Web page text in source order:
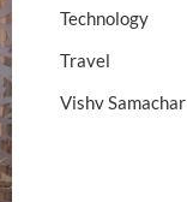
Technology
Travel
Vishv Samachar